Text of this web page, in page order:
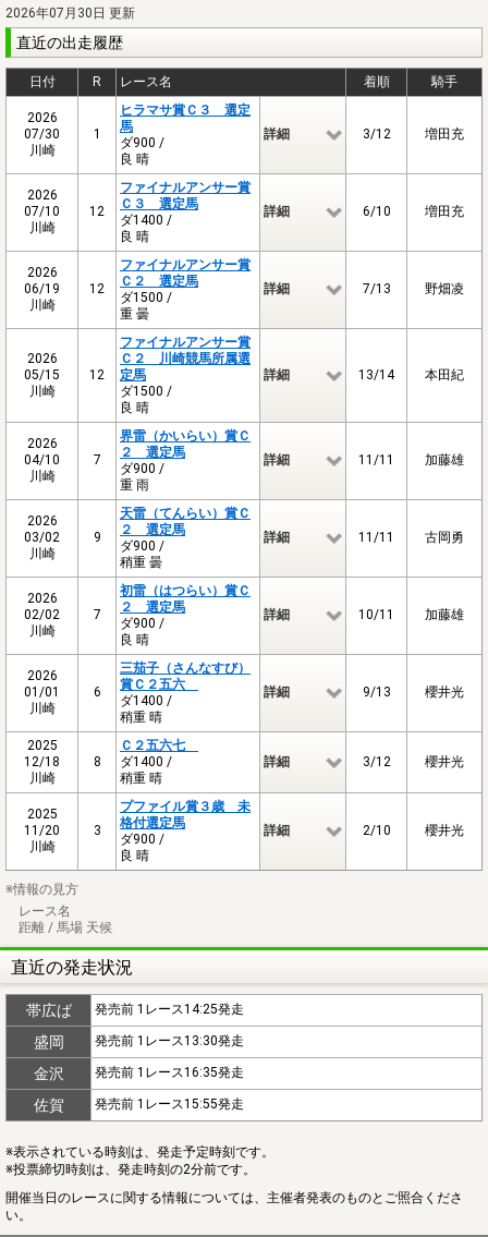
2026年07月30日 更新
直近の出走履歴
日付 R レース名 着順 騎手
2026
07/30
川崎
1
ヒラマサ賞Ｃ３ 選定
馬
ダ900 /
良 晴
詳細 3/12 増田充
2026
07/10
川崎
12
ファイナルアンサー賞
Ｃ３ 選定馬
ダ1400 /
良 晴
詳細 6/10 増田充
2026
06/19
川崎
12
ファイナルアンサー賞
Ｃ２ 選定馬
ダ1500 /
重 曇
詳細 7/13 野畑凌
2026
05/15
川崎
12
ファイナルアンサー賞
Ｃ２ 川崎競馬所属選
定馬
ダ1500 /
良 晴
詳細 13/14 本田紀
2026
04/10
川崎
7
界雷（かいらい）賞Ｃ
２ 選定馬
ダ900 /
重 雨
詳細 11/11 加藤雄
2026
03/02
川崎
9
天雷（てんらい）賞Ｃ
２ 選定馬
ダ900 /
稍重 曇
詳細 11/11 古岡勇
2026
02/02
川崎
7
初雷（はつらい）賞Ｃ
２ 選定馬
ダ900 /
良 晴
詳細 10/11 加藤雄
2026
01/01
川崎
6
三茄子（さんなすび）
賞Ｃ２五六
ダ1400 /
稍重 晴
詳細 9/13 櫻井光
2025
12/18
川崎
8
Ｃ２五六七
ダ1400 /
稍重 晴
詳細 3/12 櫻井光
2025
11/20
川崎
3
プファイル賞３歳 未
格付選定馬
ダ900 /
良 晴
詳細 2/10 櫻井光
※情報の見方
レース名
距離 / 馬場 天候
直近の発走状況
帯広ば 発売前 1レース14:25発走
盛岡 発売前 1レース13:30発走
金沢 発売前 1レース16:35発走
佐賀 発売前 1レース15:55発走
※表示されている時刻は、発走予定時刻です。
※投票締切時刻は、発走時刻の2分前です。
開催当日のレースに関する情報については、主催者発表のものとご照合くださ
い。